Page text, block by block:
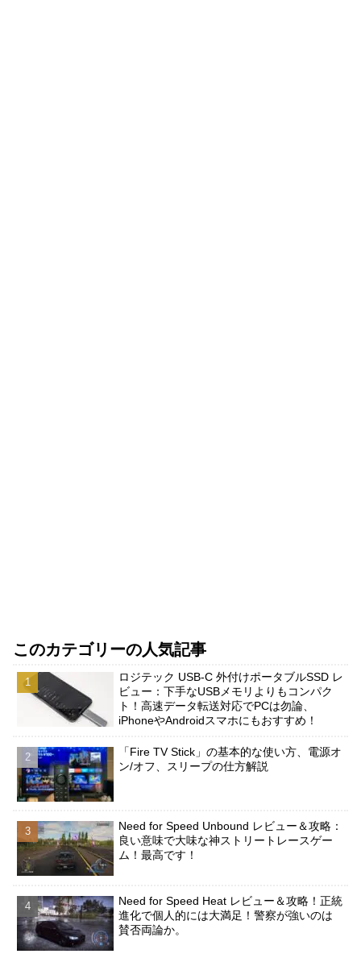
このカテゴリーの人気記事
ロジテック USB-C 外付けポータブルSSD レ
ビュー：下手なUSBメモリよりもコンパク
ト！高速データ転送対応でPCは勿論、
iPhoneやAndroidスマホにもおすすめ！
「Fire TV Stick」の基本的な使い方、電源オ
ン/オフ、スリープの仕方解説
Need for Speed Unbound レビュー＆攻略：
良い意味で大味な神ストリートレースゲー
ム！最高です！
Need for Speed Heat レビュー＆攻略！正統
進化で個人的には大満足！警察が強いのは
賛否両論か。